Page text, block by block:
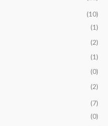
(10)
(1)
(2)
(1)
(0)
(2)
(7)
(0)